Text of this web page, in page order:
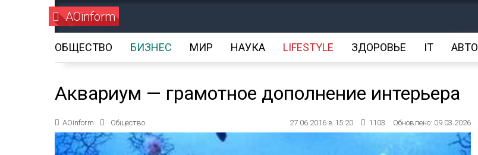
AOinform
ОБЩЕСТВО БИЗНЕС МИР НАУКА LIFESTYLE ЗДОРОВЬЕ IT АВТО
Аквариум — грамотное дополнение интерьера
AOinform Общество 27.06.2016 в 15:20 1103 Обновлено: 09.03.2026